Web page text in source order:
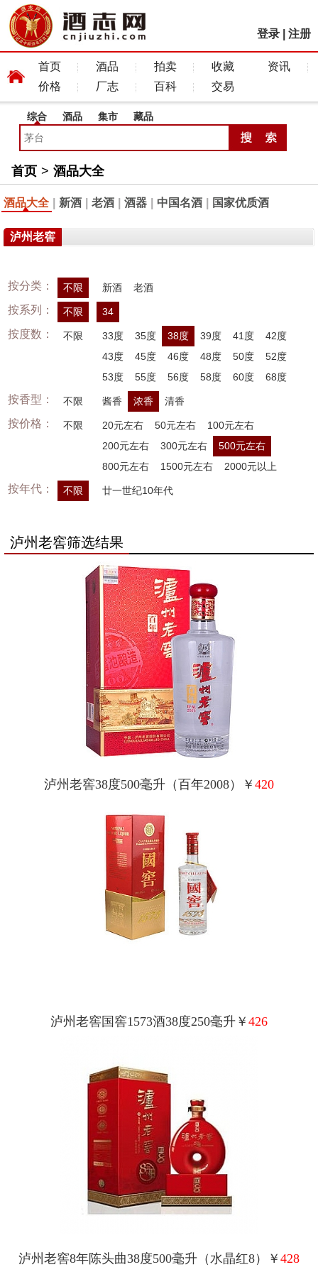
登录 注册
首页 酒品 拍卖 收藏
资讯
价格
厂志 百科 交易
综合 酒品 集市 藏品
首页 > 酒品大全
酒品大全 新酒 老酒 酒器 中国名酒 国家优质酒
泸州老窖
按分类： 不限 新酒 老酒
按系列： 不限 34
按度数： 不限 33度 35度 38度 39度 41度
42度
43度
45度 46度 48度 50度
52度
53度
55度 56度 58度 60度 68度
按香型： 不限 酱香 浓香 清香
按价格： 不限 20元左右 50元左右
100元左右
200元左右
300元左右
500元左右
800元左右
1500元左右 2000元以上
按年代： 不限 廿一世纪10年代
泸州老窖筛选结果
泸州老窖38度500毫升（百年2008）￥ 420
泸州老窖国窖1573酒38度250毫升￥ 426
泸州老窖8年陈头曲38度500毫升（水晶红8）￥ 428